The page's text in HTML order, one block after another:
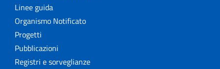
Linee guida
Organismo Notificato
Progetti
Pubblicazioni
Registri e sorveglianze